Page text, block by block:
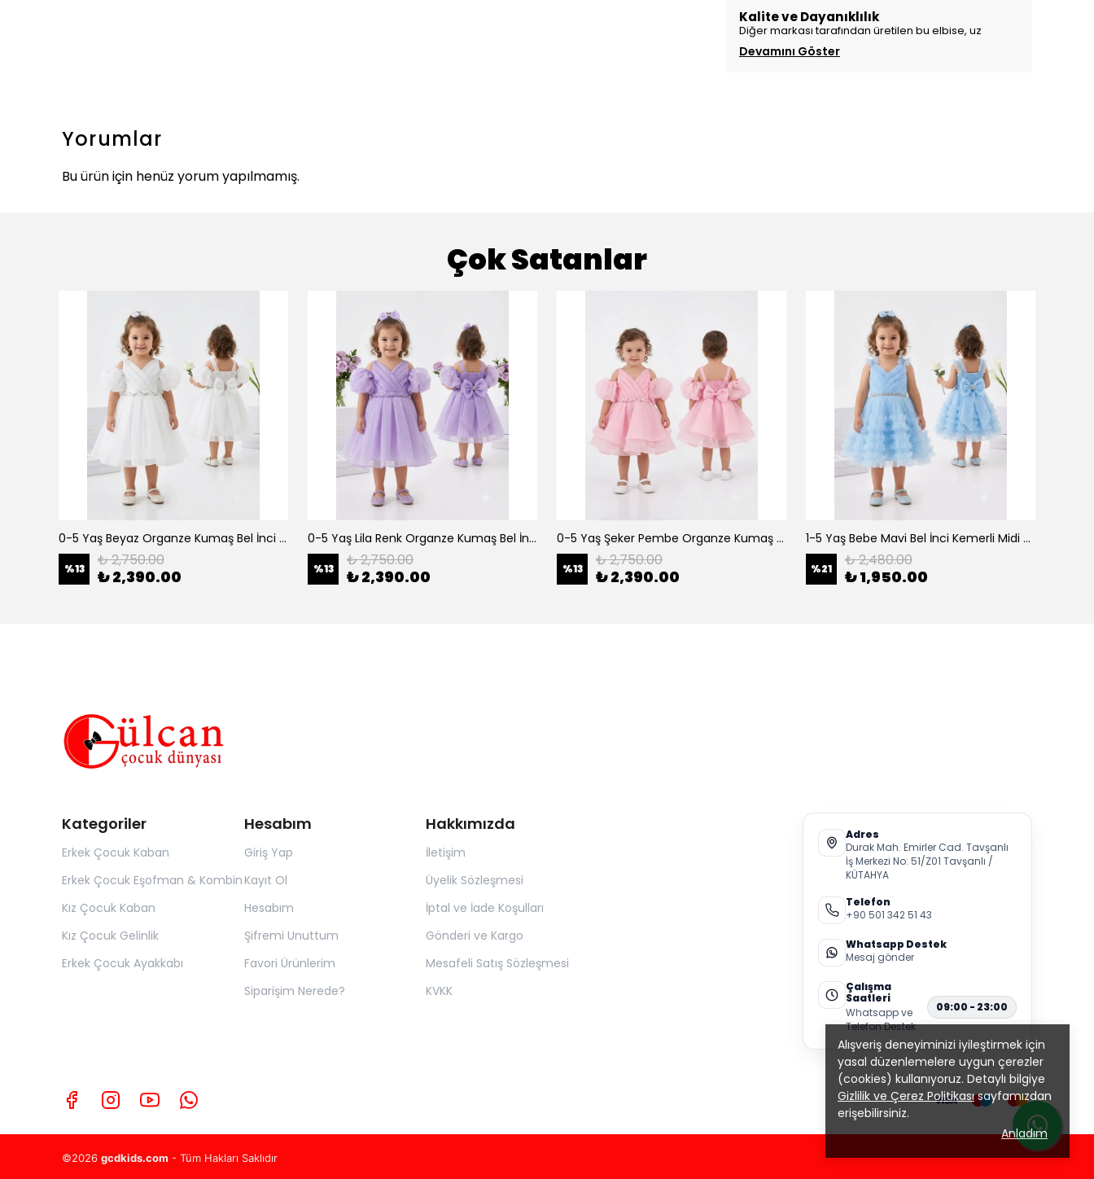
Alışveriş deneyiminizi iyileştirmek için
yasal düzenlemelere uygun çerezler
(cookies) kullanıyoruz. Detaylı bilgiye
Gizlilik ve Çerez Politikasısayfamızdan
erişebilirsiniz.
Anladım
Kalite ve Dayanıklılık
Diğer markası tarafından üretilen bu elbise, uz
Devamını Göster
Yorumlar
Bu ürün için henüz yorum yapılmamış.
Çok Satanlar
0-5 Yaş Beyaz Organze Kumaş Bel İnci Kemerli Midi Boy Arkası Lastikli Abiye
%13 ₺ 2,750.00
₺ 2,390.00
0-5 Yaş Lila Renk Organze Kumaş Bel İnci Kemerli Midi Boy Arkası Lastikli Abiye
%13 ₺ 2,750.00
₺ 2,390.00
0-5 Yaş Şeker Pembe Organze Kumaş Bel İnci Kemerli Midi Boy Arkası Lastikli Abiye
%13 ₺ 2,750.00
₺ 2,390.00
1-5 Yaş Bebe Mavi Bel İnci Kemerli Midi Boy Arkası Lastikli Tütü Bebe Abiye
%21 ₺ 2,480.00
₺ 1,950.00
Kategoriler
Erkek Çocuk Kaban
Erkek Çocuk Eşofman & Kombin
Kız Çocuk Kaban
Kız Çocuk Gelinlik
Erkek Çocuk Ayakkabı
Hesabım
Giriş Yap
Kayıt Ol
Hesabım
Şifremi Unuttum
Favori Ürünlerim
Siparişim Nerede?
Hakkımızda
İletişim
Üyelik Sözleşmesi
İptal ve İade Koşulları
Gönderi ve Kargo
Mesafeli Satış Sözleşmesi
KVKK
Adres
Durak Mah. Emirler Cad. Tavşanlı
İş Merkezi No: 51/Z01 Tavşanlı /
KÜTAHYA
Telefon
+90 501 342 51 43
Whatsapp Destek
Mesaj gönder
Çalışma
Saatleri
Whatsapp ve
Telefon Destek
09:00 - 23:00
©2026 gcdkids.com - Tüm Hakları Saklıdır